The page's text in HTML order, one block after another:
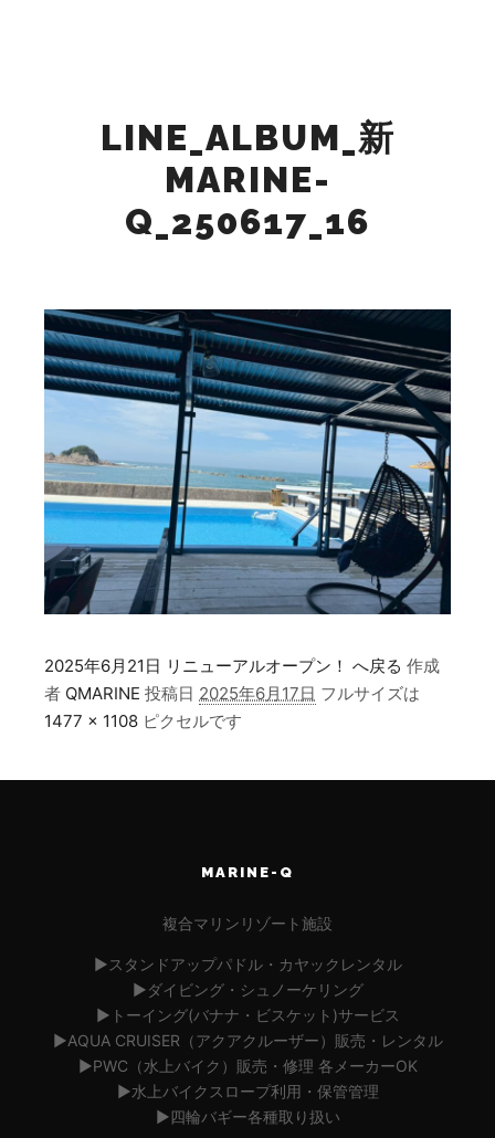
LINE_ALBUM_新
MARINE-
Q_250617_16
2025年6月21日 リニューアルオープン！ へ戻る 作成
者 QMARINE 投稿日 2025年6月17日 フルサイズは
1477 × 1108 ピクセルです
MARINE-Q
複合マリンリゾート施設
▶︎スタンドアップパドル・カヤックレンタル
▶︎ダイビング・シュノーケリング
▶︎トーイング(バナナ・ビスケット)サービス
▶︎AQUA CRUISER（アクアクルーザー）販売・レンタル
▶︎PWC（水上バイク）販売・修理 各メーカーOK
▶︎水上バイクスロープ利用・保管管理
▶︎四輪バギー各種取り扱い